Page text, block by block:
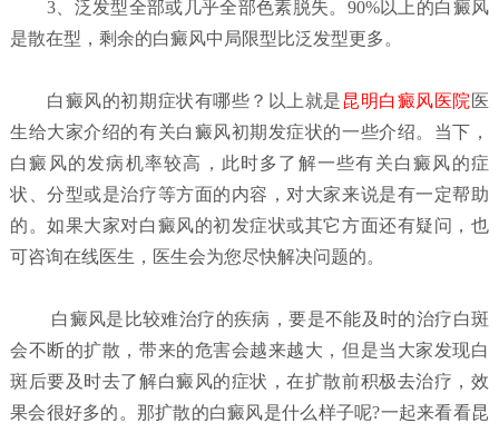
3、泛发型全部或几乎全部色素脱失。90%以上的白癜风
是散在型，剩余的白癜风中局限型比泛发型更多。
白癜风的初期症状有哪些？ 以上就是昆明白癜风医院 医
生给大家介绍的有关白癜风初期发症状的一些介绍。当下，
白癜风的发病机率较高，此时多了解一些有关白癜风的症
状、分型或是治疗等方面的内容，对大家来说是有一定帮助
的。如果大家对白癜风的初发症状或其它方面还有疑问，也
可咨询在线医生，医生会为您尽快解决问题的。
白癜风是比较难治疗的疾病，要是不能及时的治疗白斑
会不断的扩散，带来的危害会越来越大，但是当大家发现白
斑后要及时去了解白癜风的症状，在扩散前积极去治疗，效
果会很好多的。那扩散的白癜风是什么样子呢?一起来看看昆